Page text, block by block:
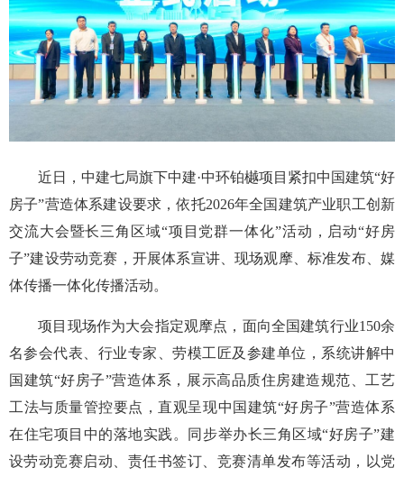
近日，中建七局旗下中建·中环铂樾项目紧扣中国建筑“好
房子”营造体系建设要求，依托2026年全国建筑产业职工创新
交流大会暨长三角区域“项目党群一体化”活动，启动“好房
子”建设劳动竞赛，开展体系宣讲、现场观摩、标准发布、媒
体传播一体化传播活动。
项目现场作为大会指定观摩点，面向全国建筑行业150余
名参会代表、行业专家、劳模工匠及参建单位，系统讲解中
国建筑“好房子”营造体系，展示高品质住房建造规范、工艺
工法与质量管控要点，直观呈现中国建筑“好房子”营造体系
在住宅项目中的落地实践。同步举办长三角区域“好房子”建
设劳动竞赛启动、责任书签订、竞赛清单发布等活动，以党